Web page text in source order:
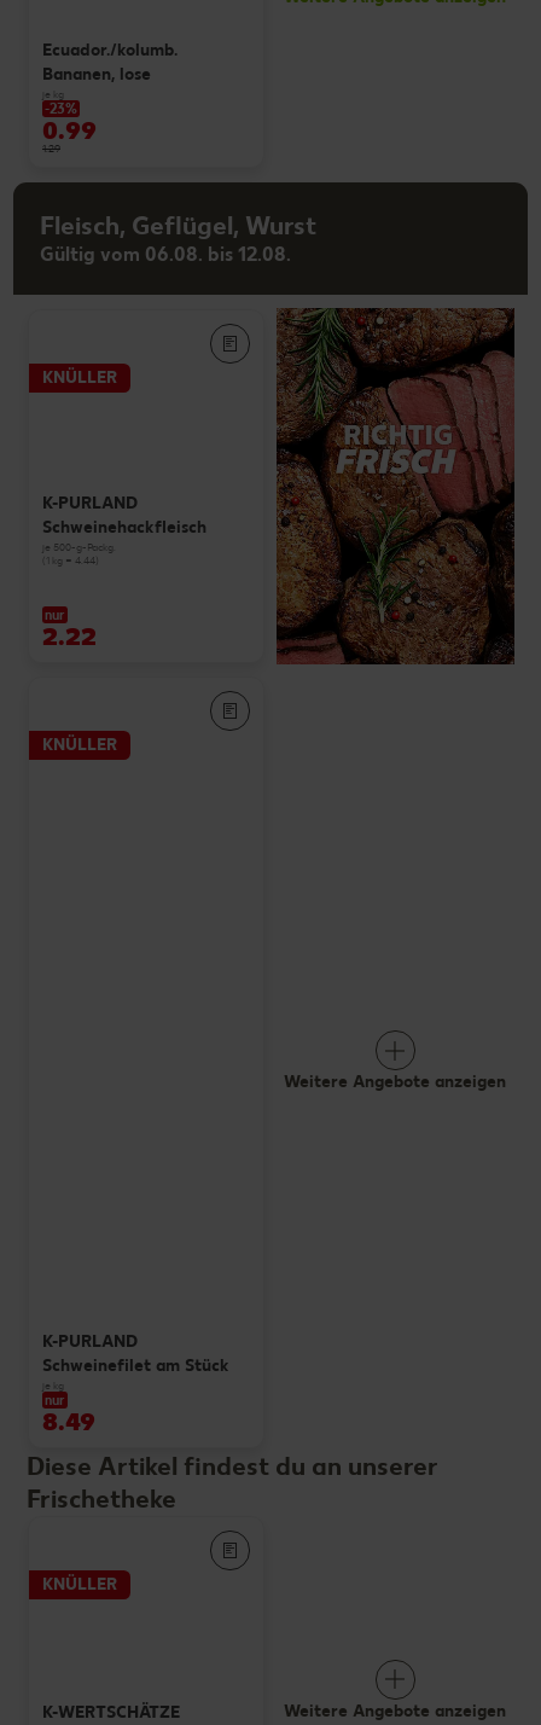
Ecuador./kolumb.
Bananen, lose
je kg
-23%
0.99
1.29
Fleisch, Geflügel, Wurst
Gültig vom 06.08. bis 12.08.
KNÜLLER
K-PURLAND
Schweinehackfleisch
je 500-g-Packg.
(1 kg = 4.44)
nur
2.22
KNÜLLER
K-PURLAND
Schweinefilet am Stück
je kg
nur
8.49
Weitere Angebote anzeigen
Diese Artikel findest du an unserer
Frischetheke
KNÜLLER
K-WERTSCHÄTZE
Weitere Angebote anzeigen